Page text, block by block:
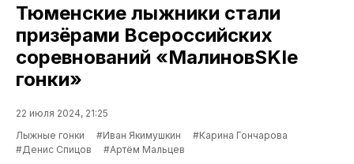
Тюменские лыжники стали
призёрами Всероссийских
соревнований «МалиновSKIe
гонки»
22 июля 2024, 21:25
Лыжные гонки
#Иван Якимушкин
#Карина Гончарова
#Денис Спицов
#Артём Мальцев